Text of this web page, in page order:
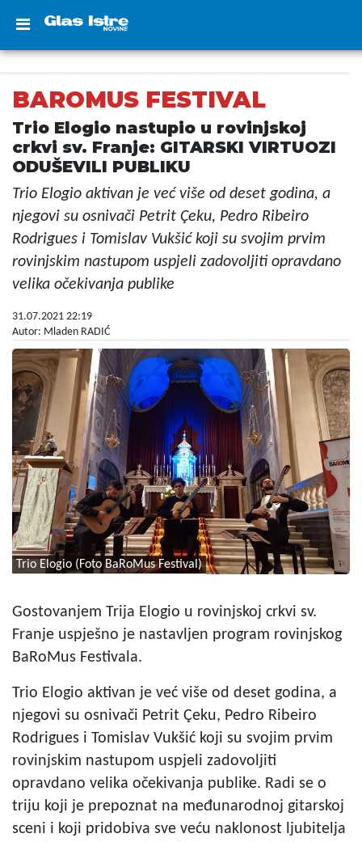
BAROMUS FESTIVAL
Trio Elogio nastupio u rovinjskoj
crkvi sv. Franje: GITARSKI VIRTUOZI
ODUŠEVILI PUBLIKU
Trio Elogio aktivan je već više od deset godina, a
njegovi su osnivači Petrit Çeku, Pedro Ribeiro
Rodrigues i Tomislav Vukšić koji su svojim prvim
rovinjskim nastupom uspjeli zadovoljiti opravdano
velika očekivanja publike
31.07.2021 22:19
Autor: Mladen RADIĆ
Trio Elogio (Foto BaRoMus Festival)
Gostovanjem Trija Elogio u rovinjskoj crkvi sv.
Franje uspješno je nastavljen program rovinjskog
BaRoMus Festivala.
Trio Elogio aktivan je već više od deset godina, a
njegovi su osnivači Petrit Çeku, Pedro Ribeiro
Rodrigues i Tomislav Vukšić koji su svojim prvim
rovinjskim nastupom uspjeli zadovoljiti
opravdano velika očekivanja publike. Radi se o
triju koji je prepoznat na međunarodnoj gitarskoj
sceni i koji pridobiva sve veću naklonost ljubitelja